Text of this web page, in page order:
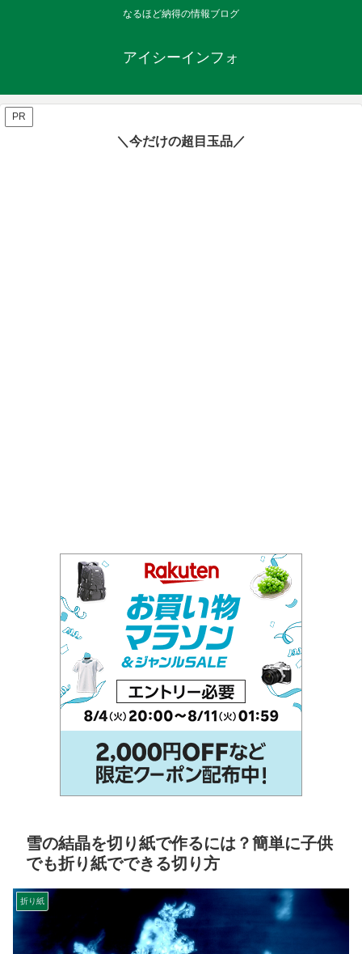
なるほど納得の情報ブログ
アイシーインフォ
PR
＼今だけの超目玉品／
雪の結晶を切り紙で作るには？簡単に子供
でも折り紙でできる切り方
折り紙